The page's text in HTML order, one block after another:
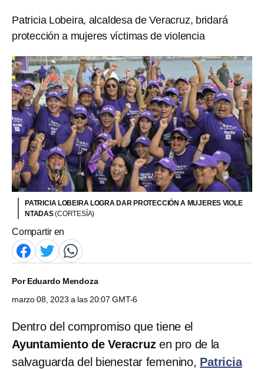
Patricia Lobeira, alcaldesa de Veracruz, bridará
protección a mujeres víctimas de violencia
PATRICIA LOBEIRA LOGRA DAR PROTECCIÓN A MUJERES VIOLE
NTADAS(CORTESÍA)
Compartir en
PorEduardo Mendoza
marzo 08, 2023 a las 20:07 GMT-6
Dentro del compromiso que tiene el
Ayuntamiento de Veracruzen pro de la
salvaguarda del bienestar femenino, Patricia